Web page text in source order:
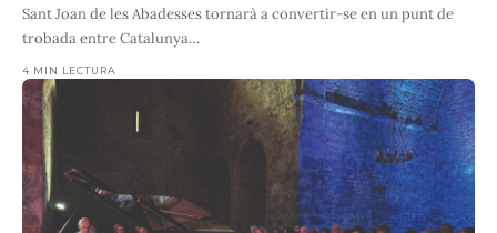
Sant Joan de les Abadesses tornarà a convertir-se en un punt de
trobada entre Catalunya…
4 MIN LECTURA